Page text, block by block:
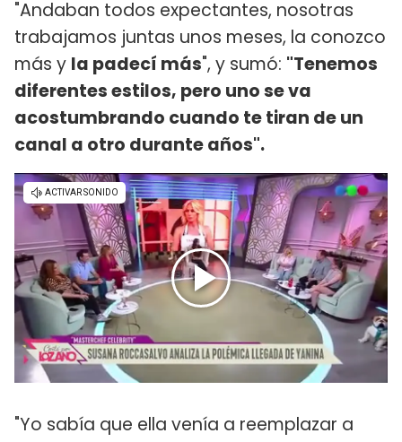
"Andaban todos expectantes, nosotras
trabajamos juntas unos meses, la conozco
más y la padecí más", y sumó: "Tenemos
diferentes estilos, pero uno se va
acostumbrando cuando te tiran de un
canal a otro durante años".
"Yo sabía que ella venía a reemplazar a